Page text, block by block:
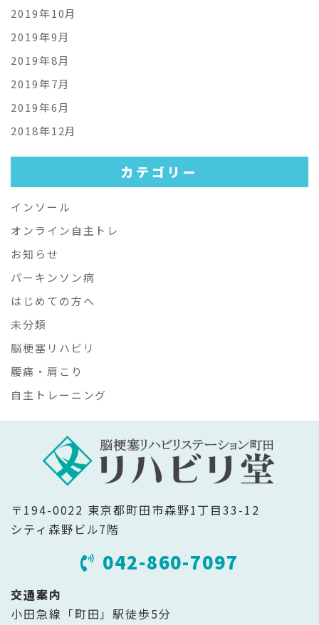
2019年10月
2019年9月
2019年8月
2019年7月
2019年6月
2018年12月
カテゴリー
インソール
オンライン自主トレ
お知らせ
パーキンソン病
はじめての方へ
未分類
脳梗塞リハビリ
腰痛・肩こり
自主トレーニング
〒194-0022 東京都町田市森野1丁目33-12
シティ森野ビル7階
042-860-7097
交通案内
小田急線「町田」駅徒歩5分